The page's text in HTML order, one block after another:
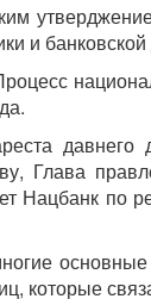
и банковской
давнего
Глава
Нацбанк по
которые